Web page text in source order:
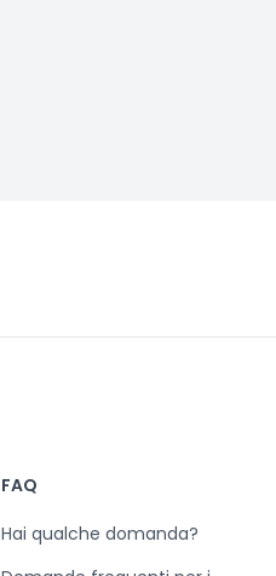
FAQ
Hai qualche domanda?